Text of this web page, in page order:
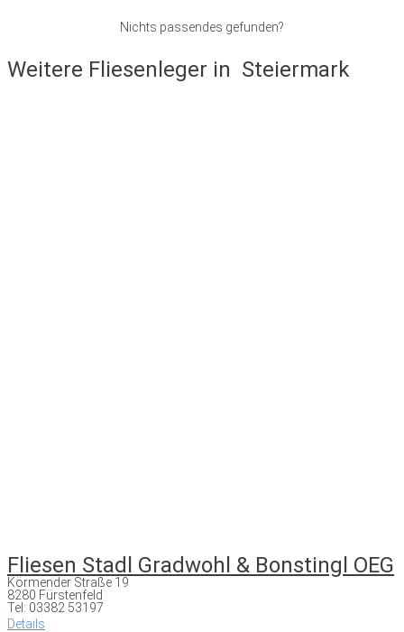
Nichts passendes gefunden?
Weitere Fliesenleger in Steiermark
Fliesen Stadl Gradwohl & Bonstingl OEG
Körmender Straße 19
8280 Fürstenfeld
Tel: 03382 53197
Details